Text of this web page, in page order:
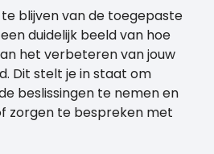
blijven van de toegepaste
duidelijk beeld van hoe
het verbeteren van jouw
Dit stelt je in staat om
beslissingen te nemen en
zorgen te bespreken met